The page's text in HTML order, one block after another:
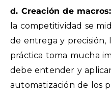
d. Creación de macros:
la competitividad se
de entrega y precisión,
práctica toma mucha
debe entender y
automatización de los